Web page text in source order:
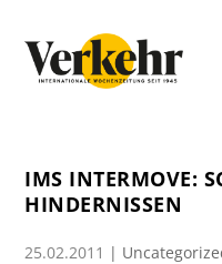
IMS INTERMOVE:
HINDERNISSEN
25.02.2011 |